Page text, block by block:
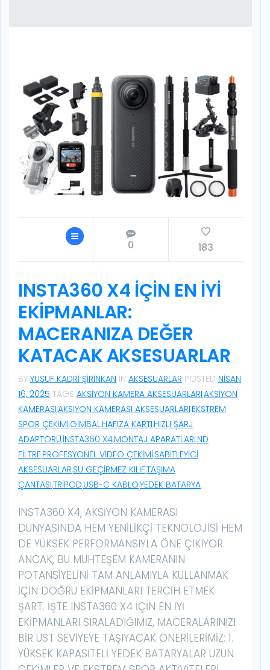
0 183
INSTA360 X4 İÇIN EN İYI
EKIPMANLAR:
MACERANIZA DEĞER
KATACAK AKSESUARLAR
BY YUSUF KADRI ŞIRINKAN IN AKSESUARLAR POSTED NISAN
16, 2025 TAGS AKSIYON KAMERA AKSESUARLARI,AKSIYON
KAMERASI,AKSIYON KAMERASI AKSESUARLARI,EKSTREM
SPOR ÇEKIMI,GIMBAL,HAFIZA KARTI,HIZLI ŞARJ
ADAPTÖRÜ,INSTA360 X4,MONTAJ APARATLARI,ND
FILTRE,PROFESYONEL VIDEO ÇEKIMI,SABITLEYICI
AKSESUARLAR,SU GEÇIRMEZ KILIF,TAŞIMA
ÇANTASI,TRIPOD,USB-C KABLO,YEDEK BATARYA
INSTA360 X4, AKSIYON KAMERASI
DÜNYASINDA HEM YENILIKÇI TEKNOLOJISI HEM
DE YÜKSEK PERFORMANSIYLA ÖNE ÇIKIYOR.
ANCAK, BU MUHTEŞEM KAMERANIN
POTANSIYELINI TAM ANLAMIYLA KULLANMAK
IÇIN DOĞRU EKIPMANLARI TERCIH ETMEK
ŞART. İŞTE INSTA360 X4 IÇIN EN IYI
EKIPMANLARI SIRALADIĞIMIZ, MACERALARINIZI
BIR ÜST SEVIYEYE TAŞIYACAK ÖNERILERIMIZ: 1.
YÜKSEK KAPASITELI YEDEK BATARYALAR UZUN